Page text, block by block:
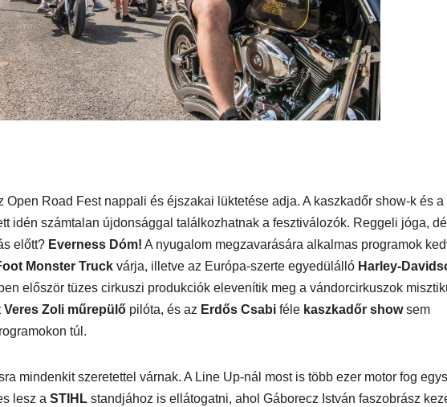
Road Fest nappali és éjszakai lüktetése adja. A kaszkadőr show-k és a
idén számtalan újdonsággal találkozhatnak a fesztiválozók. Reggeli jóga,
előtt? Everness Dóm! A nyugalom megzavarására alkalmas programok
Monster Truck várja, illetve az Európa-szerte egyedülálló Harley-
először tüzes cirkuszi produkciók elevenítik meg a vándorcirkuszok
Veres Zoli műrepülő pilóta, és az Erdős Csabi féle kaszkadőr showsem
túl.
mindenkit szeretettel várnak. A Line Up-nál most is több ezer motor fog
lesz a STIHL standjához is ellátogatni, ahol Gáborecz István faszobrász
H5
7.1
a
tényleg
Sony WH-
1000XM6 teszt
– amikor a zaj
egyszerűen
Solum
Onyx